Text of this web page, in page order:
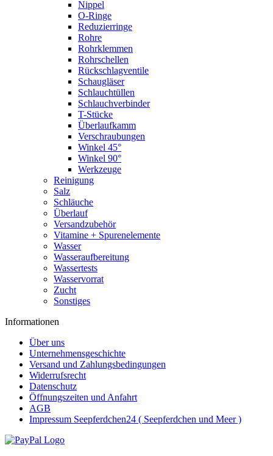
Nippel
O-Ringe
Reduzierringe
Rohre
Rohrklemmen
Rohrschellen
Rückschlagventile
Schaugläser
Schlauchtüllen
Schlauchverbinder
T-Stücke
Überlaufkamm
Verschraubungen
Winkel 45°
Winkel 90°
Werkzeuge
Reinigung
Salz
Schläuche
Überlauf
Versandzubehör
Vitamine + Spurenelemente
Wasser
Wasseraufbereitung
Wassertests
Wasservorrat
Zucht
Sonstiges
Informationen
Über uns
Unternehmensgeschichte
Versand und Zahlungsbedingungen
Widerrufsrecht
Datenschutz
Öffnungszeiten und Anfahrt
AGB
Impressum Seepferdchen24 ( Seepferdchen und Meer )